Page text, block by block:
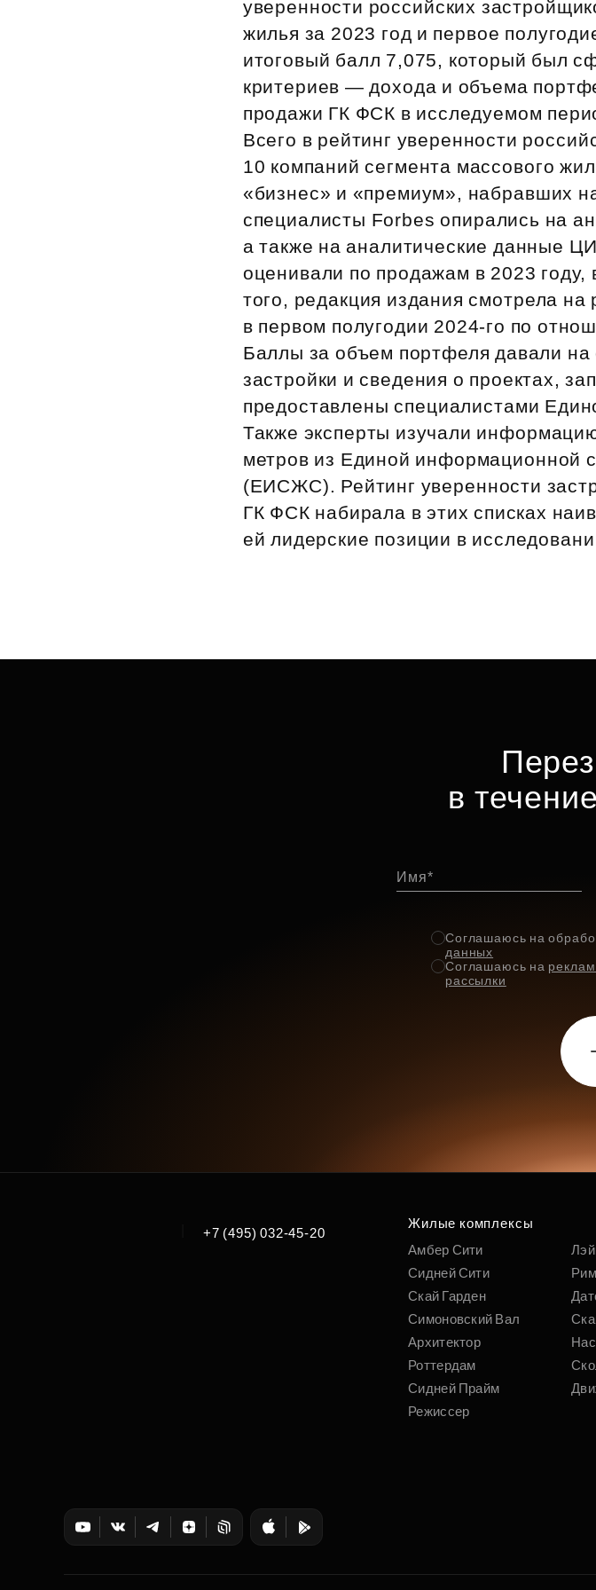
Субсидии
уверенности российских
жилья за 2023 год и первое
итоговый балл 7,075, который был
критериев — дохода и объема
продажи ГК ФСК в исследуемом
Всего в рейтинг уверенности
10 компаний сегмента массового
«бизнес» и «премиум», набравших
специалисты Forbes опирались на
а также на аналитические данные
оценивали по продажам в 2023
того, редакция издания смотрела
в первом полугодии 2024‑го по
Баллы за объем портфеля давали
застройки и сведения о проектах,
предоставлены специалистами
Также эксперты изучали
метров из Единой информационной
(ЕИСЖС). Рейтинг уверенности
ГК ФСК набирала в этих списках
ей лидерские позиции в
в
Имя
Соглашаюсь на
данных
Соглашаюсь на
рассылки
+7 (495) 032-45-20
Жилые комплексы
Амбер Сити
Сидней Сити
Скай Гарден
Симоновский Вал
Архитектор
Роттердам
Сидней Прайм
Режиссер